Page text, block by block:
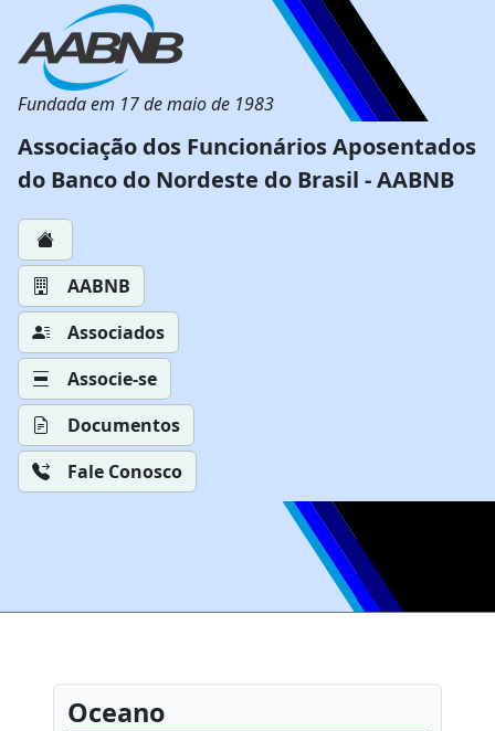
Fundada em 17 de maio de 1983
Associação dos Funcionários Aposentados
do Banco do Nordeste do Brasil - AABNB
AABNB
Associados
Associe-se
Documentos
Fale Conosco
Oceano